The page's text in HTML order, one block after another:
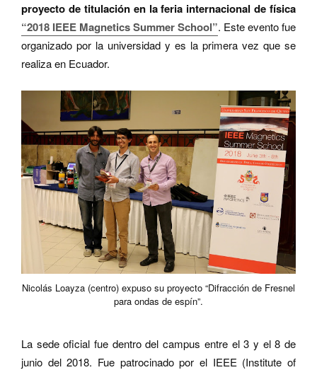
proyecto de titulación en la feria internacional de física
“2018 IEEE Magnetics Summer School”. Este evento fue
organizado por la universidad y es la primera vez que se
realiza en Ecuador.
Nicolás Loayza (centro) expuso su proyecto “Difracción de Fresnel
para ondas de espín”.
La sede oficial fue dentro del campus entre el 3 y el 8 de
junio del 2018. Fue patrocinado por el IEEE (Institute of